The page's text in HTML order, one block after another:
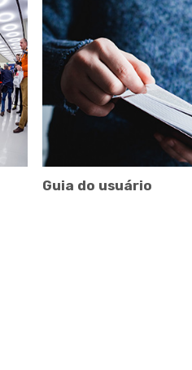
Guia do usuário